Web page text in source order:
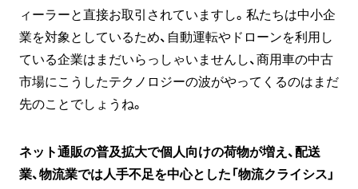
ィーラーと直接お取引されていますし。私たちは中小企
業を対象としているため、自動運転やドローンを利用し
ている企業はまだいらっしゃいませんし、商用車の中古
市場にこうしたテクノロジーの波がやってくるのはまだ
先のことでしょうね。
ネット通販の普及拡大で個人向けの荷物が増え、配送
業、物流業では人手不足を中心とした「物流クライシス」